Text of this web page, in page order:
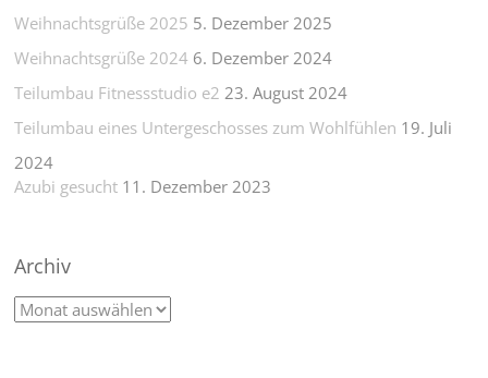
Weihnachtsgrüße 2025 5. Dezember 2025
Weihnachtsgrüße 2024 6. Dezember 2024
Teilumbau Fitnessstudio e2 23. August 2024
Teilumbau eines Untergeschosses zum Wohlfühlen 19. Juli
2024
Azubi gesucht 11. Dezember 2023
Archiv